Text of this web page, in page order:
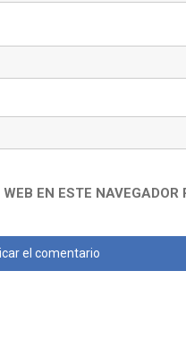
EN ESTE